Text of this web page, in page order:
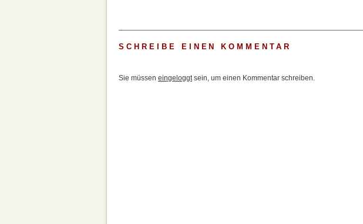
SCHREIBE EINEN KOMMENTAR
Sie müssen eingeloggtsein, um einen Kommentar schreiben.